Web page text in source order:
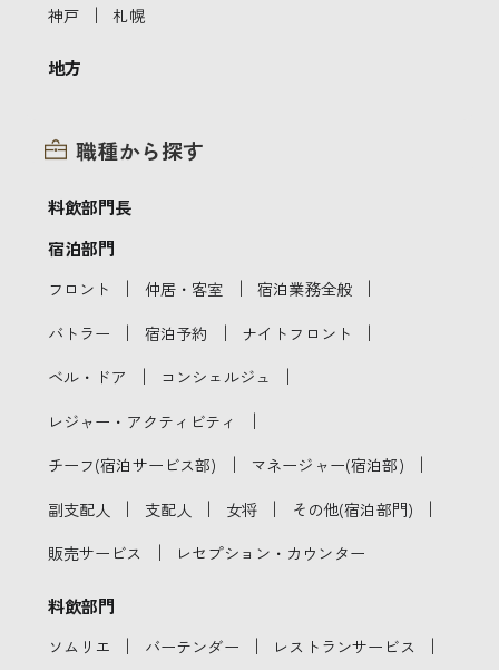
神戸 ｜ 札幌
地方
職種から探す
料飲部門長
宿泊部門
フロント ｜ 仲居・客室 ｜ 宿泊業務全般 ｜
バトラー ｜ 宿泊予約 ｜ ナイトフロント ｜
ベル・ドア ｜ コンシェルジュ ｜
レジャー・アクティビティ ｜
チーフ(宿泊サービス部) ｜ マネージャー(宿泊部) ｜
副支配人 ｜ 支配人 ｜ 女将 ｜ その他(宿泊部門) ｜
販売サービス ｜ レセプション・カウンター
料飲部門
ソムリエ ｜ バーテンダー ｜ レストランサービス ｜